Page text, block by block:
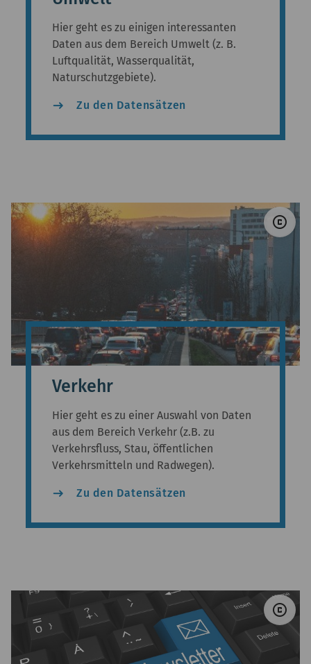
Hier geht es zu einigen interessanten
Daten aus dem Bereich Umwelt (z. B.
Luftqualität, Wasserqualität,
Naturschutzgebiete).
east Zu den Datensätzen
copyright ©
Verkehr
Hier geht es zu einer Auswahl von Daten
aus dem Bereich Verkehr (z.B. zu
Verkehrsfluss, Stau, öffentlichen
Verkehrsmitteln und Radwegen).
east Zu den Datensätzen
copyright ©